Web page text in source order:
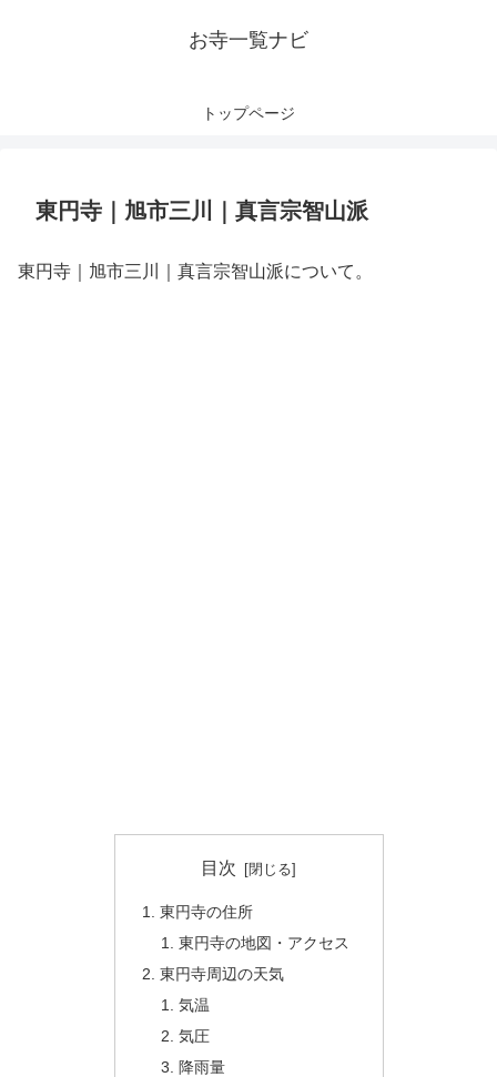
お寺一覧ナビ
トップページ
東円寺｜旭市三川｜真言宗智山派
東円寺｜旭市三川｜真言宗智山派について。
目次
東円寺の住所
東円寺の地図・アクセス
東円寺周辺の天気
気温
気圧
降雨量